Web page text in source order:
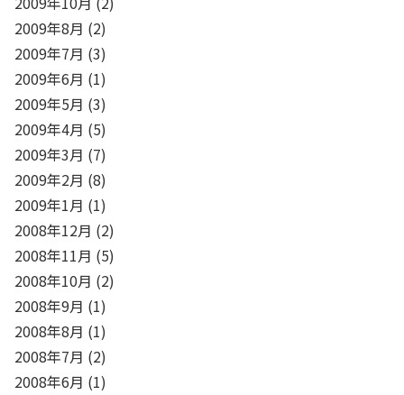
2009年8月 (2)
2009年7月 (3)
2009年6月 (1)
2009年5月 (3)
2009年4月 (5)
2009年3月 (7)
2009年2月 (8)
2009年1月 (1)
2008年12月 (2)
2008年11月 (5)
2008年10月 (2)
2008年9月 (1)
2008年8月 (1)
2008年7月 (2)
2008年6月 (1)